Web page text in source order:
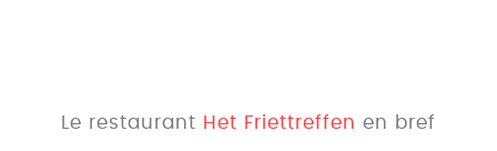
Le restaurant Het Friettreffen en bref